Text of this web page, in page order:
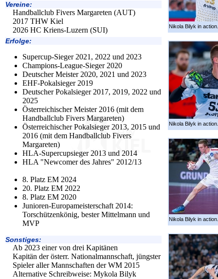
Vereine:
Handballclub Fivers Margareten (AUT)
2017 THW Kiel
2026 HC Kriens-Luzern (SUI)
Erfolge:
Supercup-Sieger 2021, 2022 und 2023
Champions-League-Sieger 2020
Deutscher Meister 2020, 2021 und 2023
EHF-Pokalsieger 2019
Deutscher Pokalsieger 2017, 2019, 2022 und
2025
Österreichischer Meister 2016 (mit dem
Handballclub Fivers Margareten)
Österreichischer Pokalsieger 2013, 2015 und
2016 (mit dem Handballclub Fivers
Margareten)
HLA-Supercupsieger 2013 und 2014
HLA "Newcomer des Jahres" 2012/13
8. Platz EM 2024
20. Platz EM 2022
8. Platz EM 2020
Junioren-Europameisterschaft 2014:
Torschützenkönig, bester Mittelmann und
MVP
Sonstiges:
Ab 2023 einer von drei Kapitänen
Kapitän der österr. Nationalmannschaft, jüngster
Spieler aller Mannschaften der WM 2015
Alternative Schreibweise: Mykola Bilyk
Nikola Bilyk in action.
Nikola Bilyk in action.
Nikola Bilyk in action.